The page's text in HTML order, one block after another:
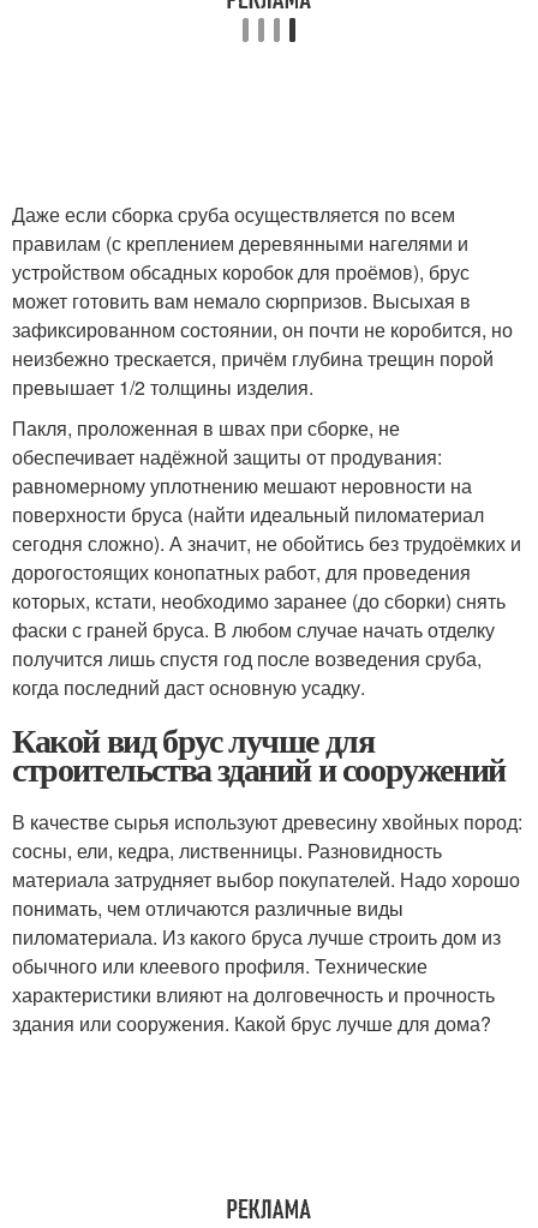
Даже если сборка сруба осуществляется по всем
правилам (с креплением деревянными нагелями и
устройством обсадных коробок для проёмов), брус
может готовить вам немало сюрпризов. Высыхая в
зафиксированном состоянии, он почти не коробится, но
неизбежно трескается, причём глубина трещин порой
превышает 1/2 толщины изделия.
Пакля, проложенная в швах при сборке, не
обеспечивает надёжной защиты от продувания:
равномерному уплотнению мешают неровности на
поверхности бруса (найти идеальный пиломатериал
сегодня сложно). А значит, не обойтись без трудоёмких и
дорогостоящих конопатных работ, для проведения
которых, кстати, необходимо заранее (до сборки) снять
фаски с граней бруса. В любом случае начать отделку
получится лишь спустя год после возведения сруба,
когда последний даст основную усадку.
Какой вид брус лучше для
строительства зданий и сооружений
В качестве сырья используют древесину хвойных пород:
сосны, ели, кедра, лиственницы. Разновидность
материала затрудняет выбор покупателей. Надо хорошо
понимать, чем отличаются различные виды
пиломатериала. Из какого бруса лучше строить дом из
обычного или клеевого профиля. Технические
характеристики влияют на долговечность и прочность
здания или сооружения. Какой брус лучше для дома?